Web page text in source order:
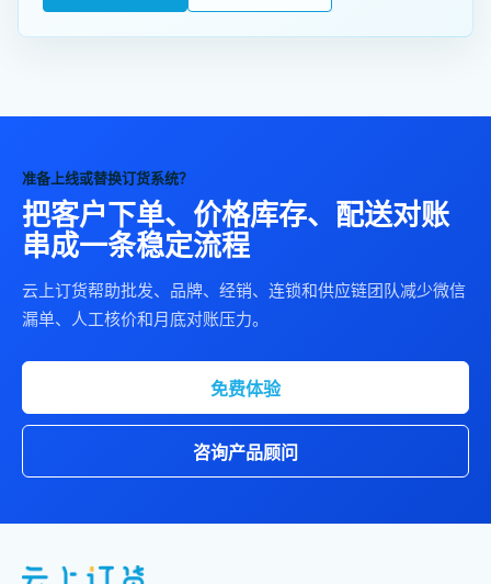
准备上线或替换订货系统？
把客户下单、价格库存、配送对账
串成一条稳定流程
云上订货帮助批发、品牌、经销、连锁和供应链团队减少微信
漏单、人工核价和月底对账压力。
免费体验
咨询产品顾问